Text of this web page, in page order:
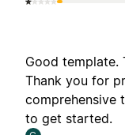
Good template.
Thank you for
comprehensive
to get started.